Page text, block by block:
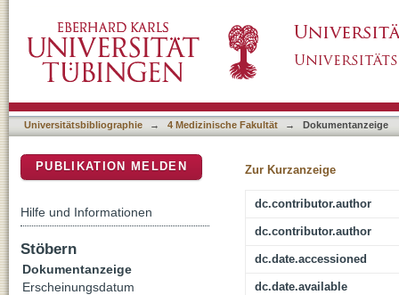
Economic, Social, Ethical, Legal and
Universitätsbibliographie → 4 Medizinische Fakultät → Dokumentanzeige
Zur Kurzanzeige
dc.contributor.author
dc.contributor.author
dc.date.accessioned
dc.date.available
PUBLIKATION MELDEN
Hilfe und Informationen
Stöbern
Dokumentanzeige
Erscheinungsdatum